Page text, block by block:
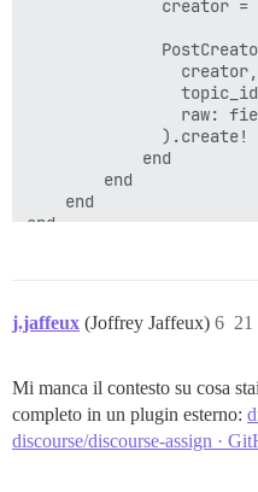
creator =
                creator,
raw:
              ).create!
            end
        end
    end
j.jaffeux (Joffrey Jaffeux) 21
6
Mi manca il contesto su cosa
completo in un plugin esterno:
discourse/discourse-assign ·